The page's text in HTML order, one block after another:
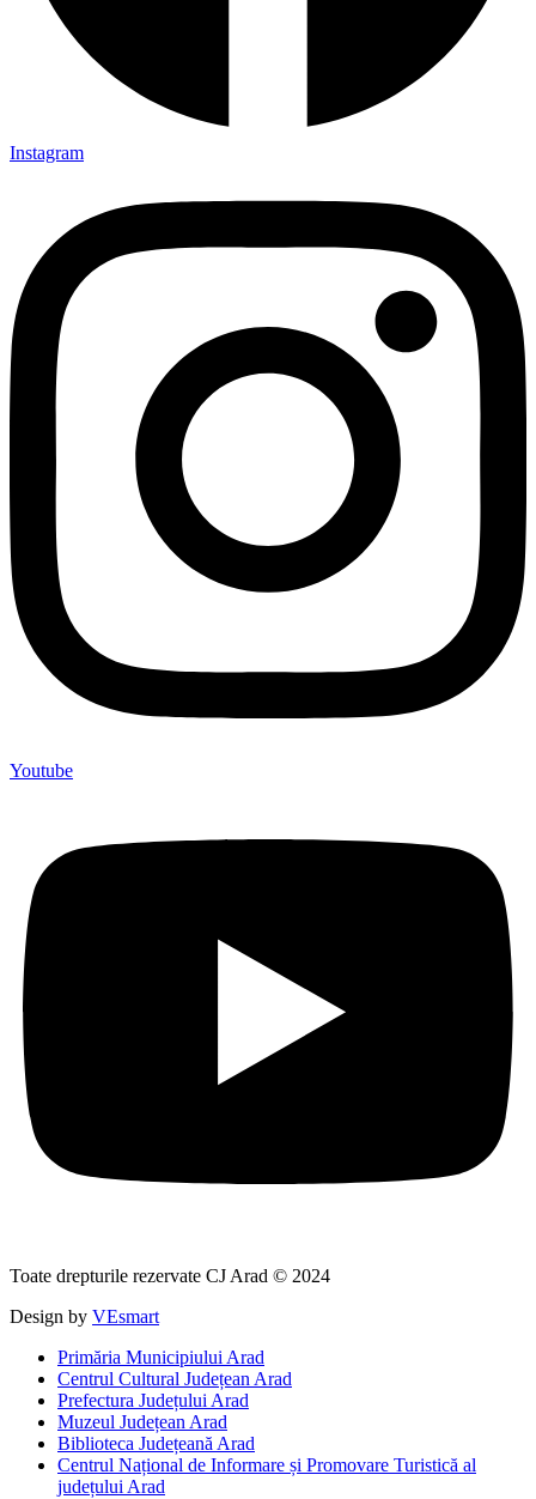
Instagram
Youtube
Toate drepturile rezervate CJ Arad © 2024
Design by VEsmart
Primăria Municipiului Arad
Centrul Cultural Județean Arad
Prefectura Județului Arad
Muzeul Județean Arad
Biblioteca Județeană Arad
Centrul Național de Informare și Promovare Turistică al
județului Arad